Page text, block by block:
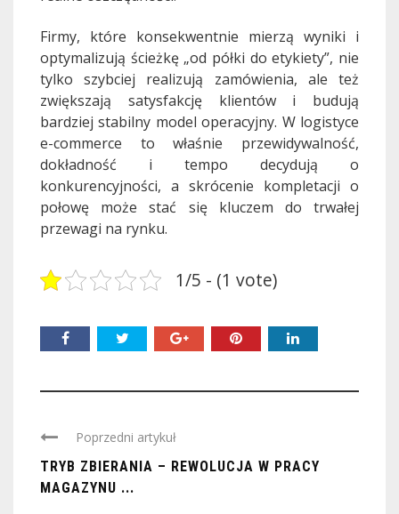
Firmy, które konsekwentnie mierzą wyniki i
optymalizują ścieżkę „od półki do etykiety”, nie
tylko szybciej realizują zamówienia, ale też
zwiększają satysfakcję klientów i budują
bardziej stabilny model operacyjny. W logistyce
e-commerce to właśnie przewidywalność,
dokładność i tempo decydują o
konkurencyjności, a skrócenie kompletacji o
połowę może stać się kluczem do trwałej
przewagi na rynku.
1/5 - (1 vote)
Poprzedni artykuł
TRYB ZBIERANIA – REWOLUCJA W PRACY
MAGAZYNU ...